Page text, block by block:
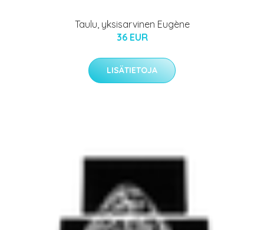
Taulu, yksisarvinen Eugène
36 EUR
LISÄTIETOJA